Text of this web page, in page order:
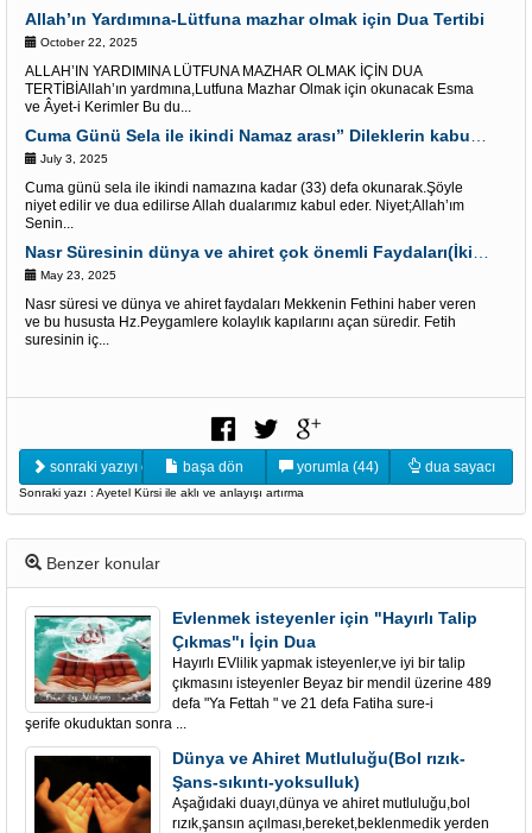
Allah’ın Yardımına-Lütfuna mazhar olmak için Dua Tertibi
October 22, 2025
ALLAH’IN YARDIMINA LÜTFUNA MAZHAR OLMAK İÇİN DUA
TERTİBİAllah’ın yardmına,Lutfuna Mazhar Olmak için okunacak Esma
ve Âyet-i Kerimler Bu du...
July 3, 2025
Cuma günü sela ile ikindi namazına kadar (33) defa okunarak.Şöyle
niyet edilir ve dua edilirse Allah dualarımız kabul eder. Niyet;Allah’ım
Senin...
May 23, 2025
Nasr süresi ve dünya ve ahiret faydaları Mekkenin Fethini haber veren
ve bu hususta Hz.Peygamlere kolaylık kapılarını açan süredir. Fetih
suresinin iç...
sonraki yazıyı oku başa dön yorumla (44) dua sayacı
Sonraki yazı : Ayetel Kürsi ile aklı ve anlayışı artırma
Benzer konular
Evlenmek isteyenler için "Hayırlı Talip
Çıkmas"ı İçin Dua
Hayırlı EVlilik yapmak isteyenler,ve iyi bir talip
çıkmasını isteyenler Beyaz bir mendil üzerine 489
defa "Ya Fettah " ve 21 defa Fatiha sure-i
şerife okuduktan sonra ...
Dünya ve Ahiret Mutluluğu(Bol rızık-
Şans-sıkıntı-yoksulluk)
Aşağıdaki duayı,dünya ve ahiret mutluluğu,bol
rızık,şansın açılması,bereket,beklenmedik yerden